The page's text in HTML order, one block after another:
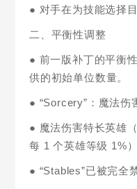
● 对手在为技能选择
二、平衡性调整
● 前一版补丁的平衡
供的初始单位数量。
● “Sorcery”：魔法伤
● 魔法伤害特长英雄
每 1 个英雄等级 1%）
● “Stables”已被完全